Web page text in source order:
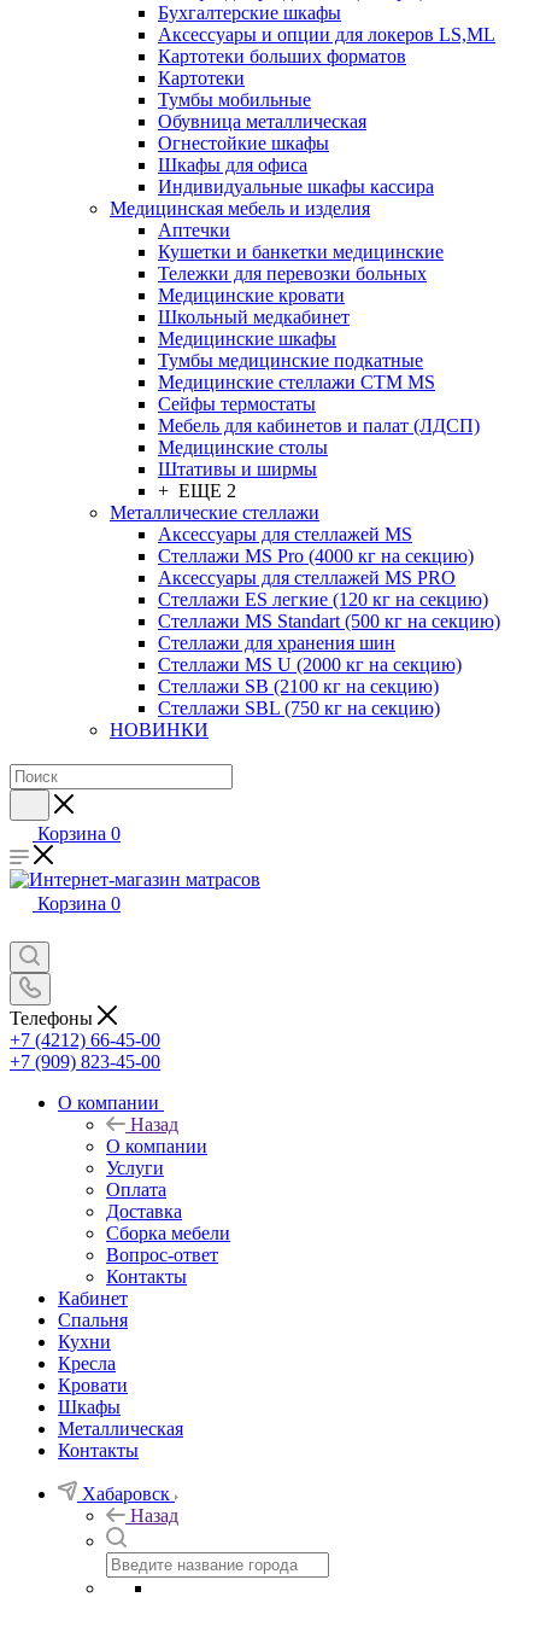
Бухгалтерские шкафы
Аксессуары и опции для локеров LS,ML
Картотеки больших форматов
Картотеки
Тумбы мобильные
Обувница металлическая
Огнестойкие шкафы
Шкафы для офиса
Индивидуальные шкафы кассира
Медицинская мебель и изделия
Аптечки
Кушетки и банкетки медицинские
Тележки для перевозки больных
Медицинские кровати
Школьный медкабинет
Медицинские шкафы
Тумбы медицинские подкатные
Медицинские стеллажи CTM MS
Сейфы термостаты
Мебель для кабинетов и палат (ЛДСП)
Медицинские столы
Штативы и ширмы
+ ЕЩЕ 2
Металлические стеллажи
Аксессуары для стеллажей MS
Стеллажи MS Pro (4000 кг на секцию)
Аксессуары для стеллажей MS PRO
Стеллажи ES легкие (120 кг на секцию)
Стеллажи MS Standart (500 кг на секцию)
Стеллажи для хранения шин
Стеллажи MS U (2000 кг на секцию)
Стеллажи SB (2100 кг на секцию)
Стеллажи SBL (750 кг на секцию)
НОВИНКИ
Корзина 0
Корзина 0
Телефоны
+7 (4212) 66-45-00
+7 (909) 823-45-00
О компании
Назад
О компании
Услуги
Оплата
Доставка
Сборка мебели
Вопрос-ответ
Контакты
Кабинет
Спальня
Кухни
Кресла
Кровати
Шкафы
Металлическая
Контакты
Хабаровск
Назад